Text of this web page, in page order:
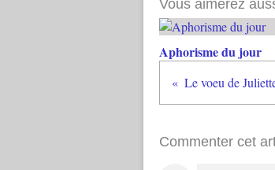
Vous aimerez
Aphorisme du jour
Le voeu de
Commenter cet